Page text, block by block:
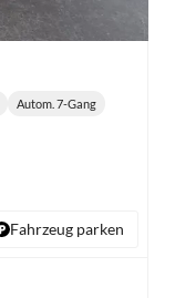
Getriebe:
Autom. 7-Gang
Fahrzeug parken